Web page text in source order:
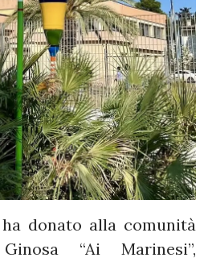
donato alla comunità
“Ai Marinesi”,